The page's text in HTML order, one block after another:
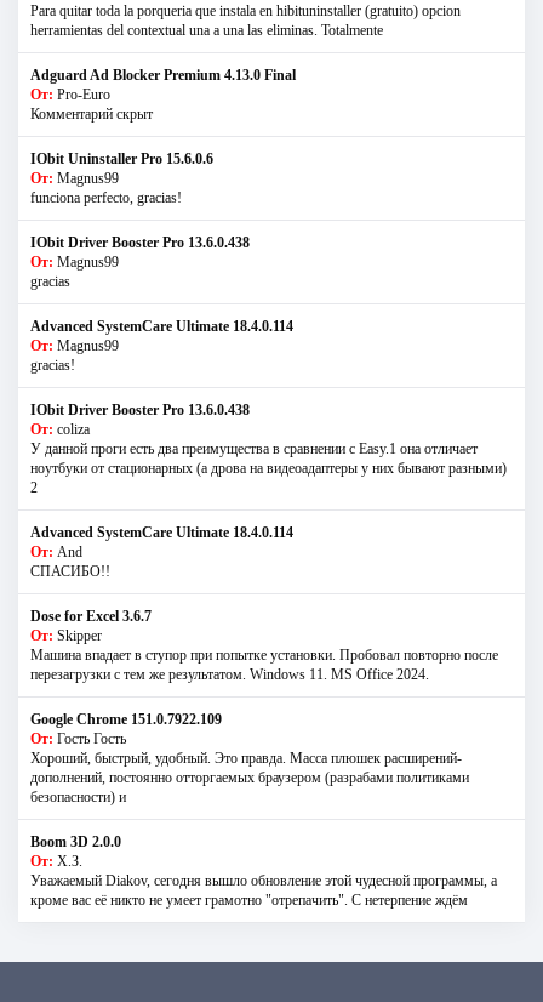
Para quitar toda la porqueria que instala en hibituninstaller (gratuito) opcion
herramientas del contextual una a una las eliminas. Totalmente
Adguard Ad Blocker Premium 4.13.0 Final
От: Pro-Euro
Комментарий скрыт
IObit Uninstaller Pro 15.6.0.6
От: Magnus99
funciona perfecto, gracias!
IObit Driver Booster Pro 13.6.0.438
От: Magnus99
gracias
Advanced SystemCare Ultimate 18.4.0.114
От: Magnus99
gracias!
IObit Driver Booster Pro 13.6.0.438
От: coliza
У данной проги есть два преимущества в сравнении с Easy.1 она отличает
ноутбуки от стационарных (а дрова на видеоадаптеры у них бывают разными)
2
Advanced SystemCare Ultimate 18.4.0.114
От: And
СПАСИБО!!
Dose for Excel 3.6.7
От: Skipper
Машина впадает в ступор при попытке установки. Пробовал повторно после
перезагрузки с тем же результатом. Windows 11. MS Offiсe 2024.
Google Chrome 151.0.7922.109
От: Гость Гость
Хороший, быстрый, удобный. Это правда. Масса плюшек расширений-
дополнений, постоянно отторгаемых браузером (разрабами политиками
безопасности) и
Boom 3D 2.0.0
От: Х.З.
Уважаемый Diakov, сегодня вышло обновление этой чудесной программы, а
кроме вас её никто не умеет грамотно "отрепачить". С нетерпение ждём